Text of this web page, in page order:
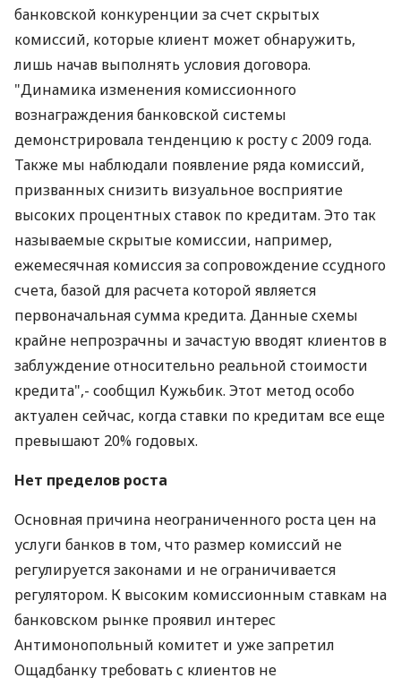
банковской конкуренции за счет скрытых
комиссий, которые клиент может обнаружить,
лишь начав выполнять условия договора.
"Динамика изменения комиссионного
вознаграждения банковской системы
демонстрировала тенденцию к росту с 2009 года.
Также мы наблюдали появление ряда комиссий,
призванных снизить визуальное восприятие
высоких процентных ставок по кредитам. Это так
называемые скрытые комиссии, например,
ежемесячная комиссия за сопровождение ссудного
счета, базой для расчета которой является
первоначальная сумма кредита. Данные схемы
крайне непрозрачны и зачастую вводят клиентов в
заблуждение относительно реальной стоимости
кредита",- сообщил Кужьбик. Этот метод особо
актуален сейчас, когда ставки по кредитам все еще
превышают 20% годовых.
Нет пределов роста
Основная причина неограниченного роста цен на
услуги банков в том, что размер комиссий не
регулируется законами и не ограничивается
регулятором. К высоким комиссионным ставкам на
банковском рынке проявил интерес
Антимонопольный комитет и уже запретил
Ощадбанку требовать с клиентов не